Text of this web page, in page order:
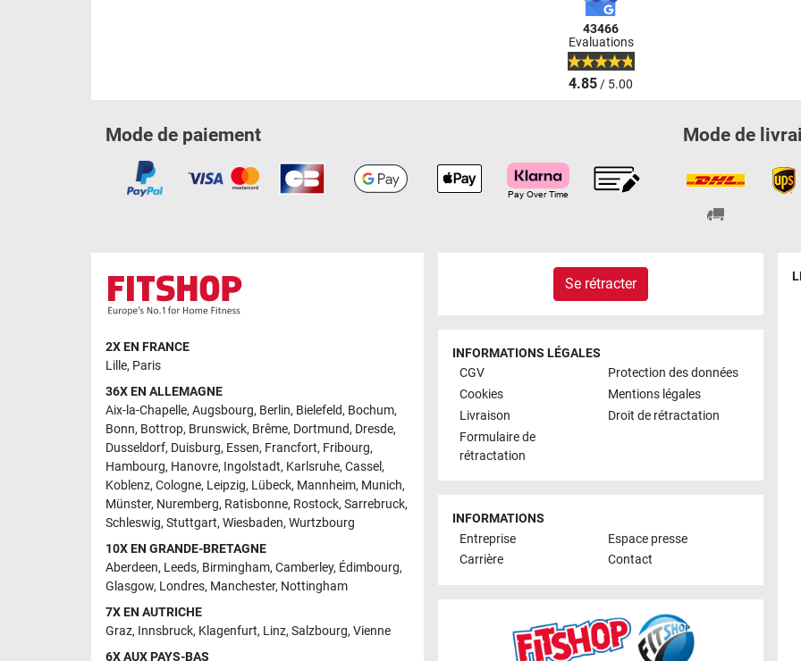
43466
Evaluations
4.85/ 5.00
Mode de paiement Mode de
2X EN FRANCE
Lille, Paris
36X EN ALLEMAGNE
Aix-la-Chapelle, Augsbourg, Berlin, Bielefeld, Bochum,
Bonn, Bottrop, Brunswick, Brême, Dortmund, Dresde,
Dusseldorf, Duisburg, Essen, Francfort, Fribourg,
Hambourg, Hanovre, Ingolstadt, Karlsruhe, Cassel,
Koblenz, Cologne, Leipzig, Lübeck, Mannheim, Munich,
Münster, Nuremberg, Ratisbonne, Rostock, Sarrebruck,
Schleswig, Stuttgart, Wiesbaden, Wurtzbourg
10X EN GRANDE-BRETAGNE
Aberdeen, Leeds, Birmingham, Camberley, Édimbourg,
Glasgow, Londres, Manchester, Nottingham
7X EN AUTRICHE
Graz, Innsbruck, Klagenfurt, Linz, Salzbourg, Vienne
6X AUX PAYS-BAS
Se rétracter
INFORMATIONS LÉGALES
CGV
Protection des données
Cookies
Mentions légales
Livraison
Droit de rétractation
Formulaire de
rétractation
INFORMATIONS
Entreprise
Espace presse
Carrière
Contact